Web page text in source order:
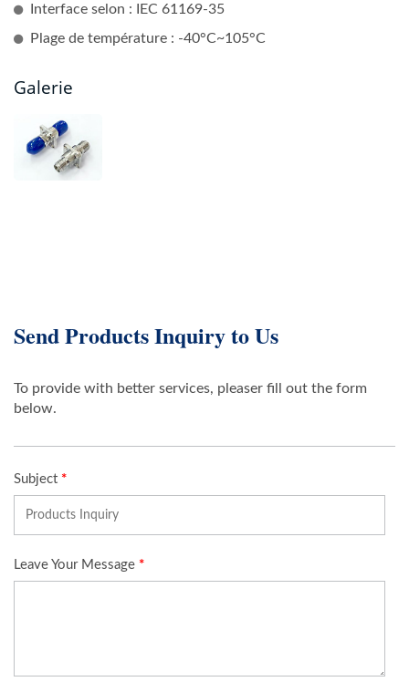
Interface selon : IEC 61169-35
Plage de température : -40°C~105°C
Galerie